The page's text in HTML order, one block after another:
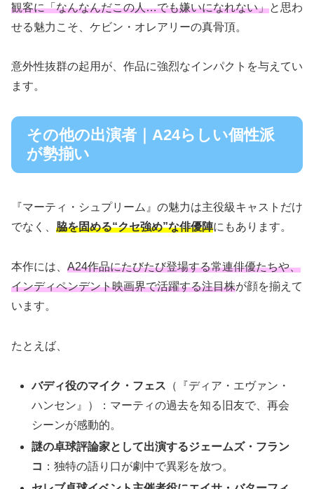
観客に「なんなんだこの人…でも嫌いになれない」と思わ
せる魅力こそ、ケビン・オレアリーの真骨頂。
意外性抜群の起用が、作品に強烈なインパクトを与えてい
ます。
その他の出演者｜A24らしい個性派
が勢揃い
『マーティ・シュプリーム』の魅力は主役級キャストだけ
でなく、 脇を固める“クセ強め”な俳優陣にもあります。
本作には、 A24作品にたびたび登場する常連俳優たちや、
インディペンデント映画界で活躍する注目株が顔を揃えて
います。
たとえば、
バディ役のマイク・フェス （『ディア・エヴァン・
ハンセン』）：マーティの過去を知る旧友で、再会
シーンが感動的。
謎の卓球評論家として出演するジェームズ・フラン
コ ：独特の語り口が劇中で異彩を放つ。